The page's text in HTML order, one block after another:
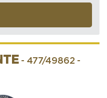
- 477/49862 -